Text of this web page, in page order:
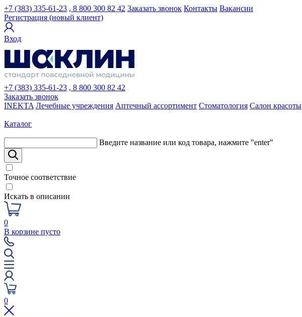
+7 (383) 335-61-23 , 8 800 300 82 42 Заказать звонок Контакты Вакансии
Регистрация (новый клиент)
Вход
+7 (383) 335-61-23 , 8 800 300 82 42
Заказать звонок
INEKTA Лечебные учреждения Аптечный ассортимент Стоматология Салон красоты
Каталог
Введите название или код товара, нажмите "enter"
Точное соответствие
Искать в описании
0
В корзине пусто
0